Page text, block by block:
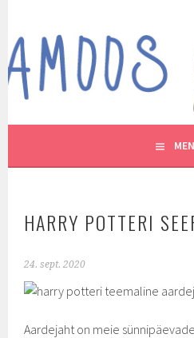
content
MUTUKAMOOS
ARENDAVAID TEGEVUSI
HARRY POTTERI
24. sept. 2020
Aardejaht on meie